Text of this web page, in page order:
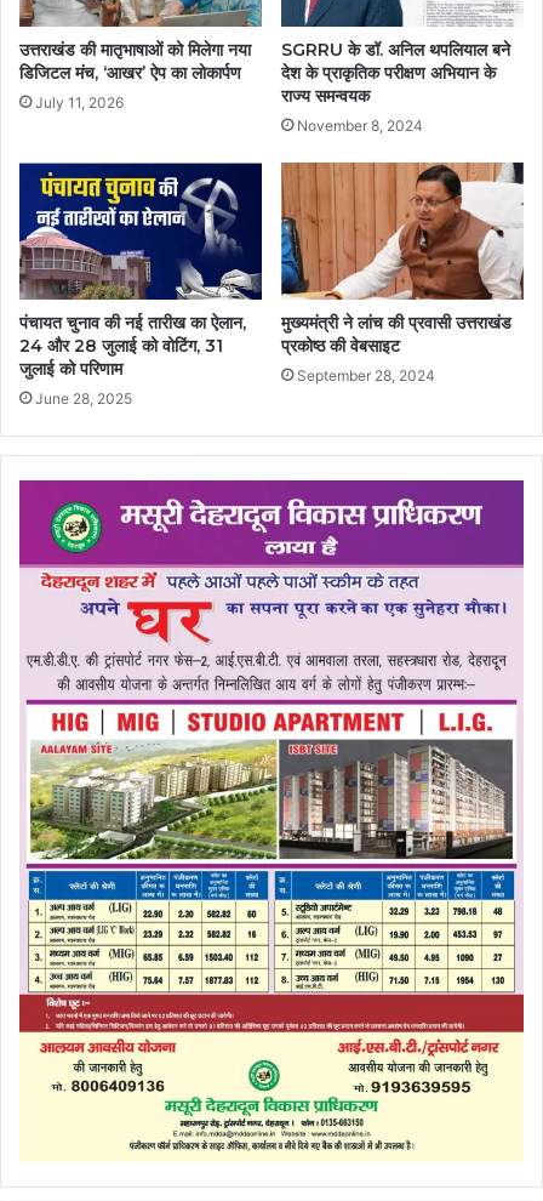
उत्तराखंड की मातृभाषाओं को मिलेगा नया
डिजिटल मंच, ‘आखर’ ऐप का लोकार्पण
July 11, 2026
SGRRU के डॉ. अनिल थपलियाल बने
देश के प्राकृतिक परीक्षण अभियान के
राज्य समन्वयक
November 8, 2024
पंचायत चुनाव की नई तारीख का ऐलान,
24 और 28 जुलाई को वोटिंग, 31
जुलाई को परिणाम
June 28, 2025
मुख्यमंत्री ने लांच की प्रवासी उत्तराखंड
प्रकोष्ठ की वेबसाइट
September 28, 2024